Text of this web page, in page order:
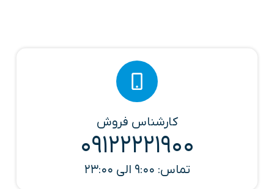
کارشناس فروش
09122221900
تماس: 9:00 الی 23:00